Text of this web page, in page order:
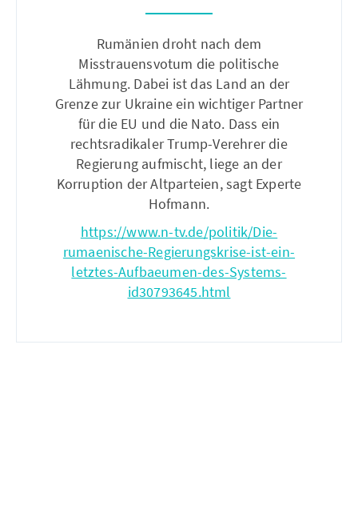
Rumänien droht nach dem
Misstrauensvotum die politische
Lähmung. Dabei ist das Land an der
Grenze zur Ukraine ein wichtiger Partner
für die EU und die Nato. Dass ein
rechtsradikaler Trump-Verehrer die
Regierung aufmischt, liege an der
Korruption der Altparteien, sagt Experte
Hofmann.
https://www.n-tv.de/politik/Die-
rumaenische-Regierungskrise-ist-ein-
letztes-Aufbaeumen-des-Systems-
id30793645.html